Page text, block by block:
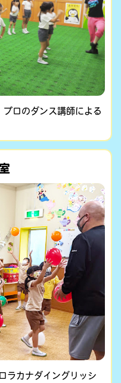
ロのダンス講師による
ラカナダイングリッシ